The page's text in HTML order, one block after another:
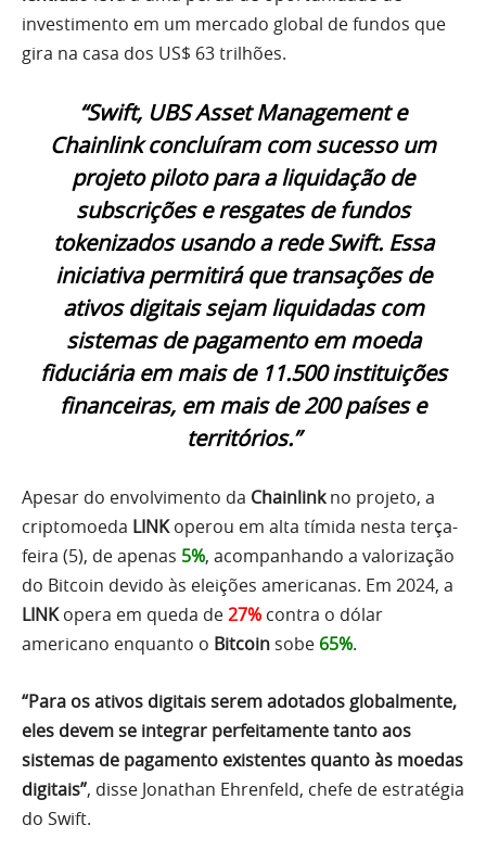
investimento em um mercado global de fundos que
gira na casa dos US$ 63 trilhões.
“Swift, UBS Asset Management e
Chainlink concluíram com sucesso um
projeto piloto para a liquidação de
subscrições e resgates de fundos
tokenizados usando a rede Swift. Essa
iniciativa permitirá que transações de
ativos digitais sejam liquidadas com
sistemas de pagamento em moeda
fiduciária em mais de 11.500 instituições
financeiras, em mais de 200 países e
territórios.”
Apesar do envolvimento da Chainlinkno projeto, a
criptomoeda LINKoperou em alta tímida nesta terça-
feira (5), de apenas 5%, acompanhando a valorização
do Bitcoin devido às eleições americanas. Em 2024, a
LINKopera em queda de27% contra o dólar
americano enquanto o Bitcoin sobe 65%.
“Para os ativos digitais serem adotados globalmente,
eles devem se integrar perfeitamente tanto aos
sistemas de pagamento existentes quanto às moedas
digitais”, disse Jonathan Ehrenfeld, chefe de estratégia
do Swift.